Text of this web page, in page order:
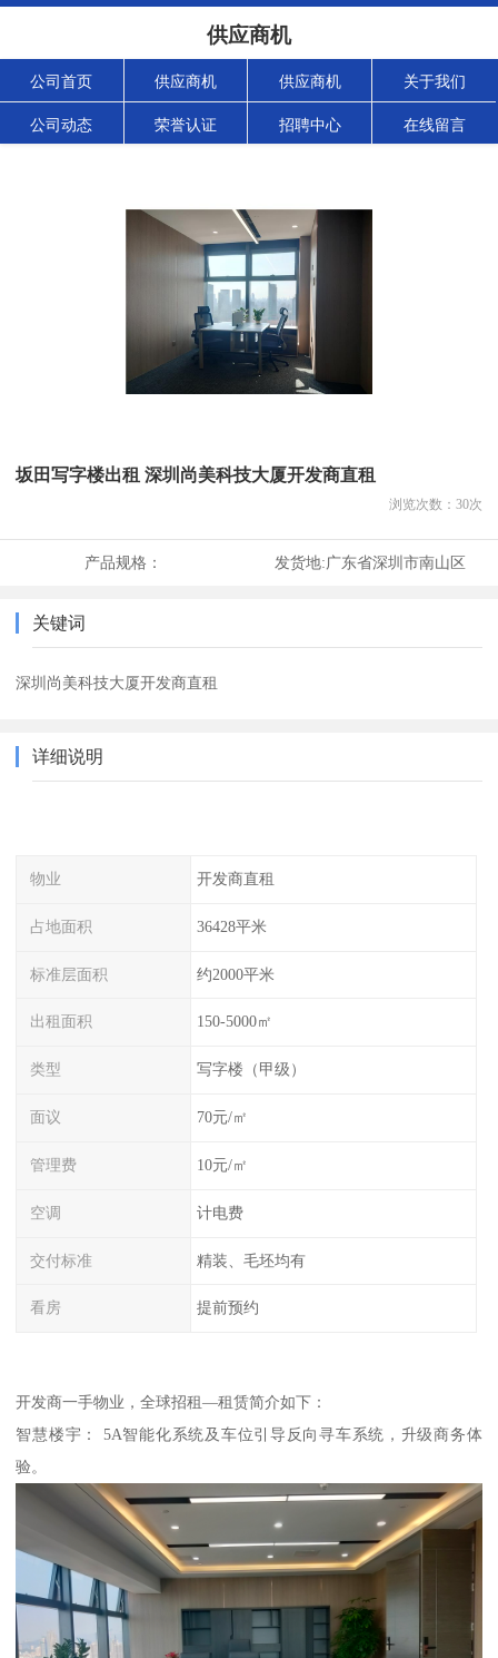
供应商机
公司首页 供应商机 供应商机 关于我们
公司动态 荣誉认证 招聘中心 在线留言
坂田写字楼出租 深圳尚美科技大厦开发商直租
浏览次数： 30次
产品规格： 发货地:广东省深圳市南山区
关键词
深圳尚美科技大厦开发商直租
详细说明
物业 开发商直租
占地面积 36428平米
标准层面积 约2000平米
出租面积 150-5000㎡
类型 写字楼（甲级）
面议 70元/㎡
管理费 10元/㎡
空调 计电费
交付标准 精装、毛坯均有
看房 提前预约
开发商一手物业，全球招租—租赁简介如下：
智慧楼宇： 5A智能化系统及车位引导反向寻车系统，升级商务体
验。